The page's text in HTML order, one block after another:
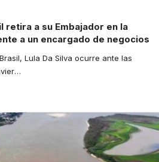
retira a su Embajador en la
a un encargado de negocios
Lula Da Silva ocurre ante las
…